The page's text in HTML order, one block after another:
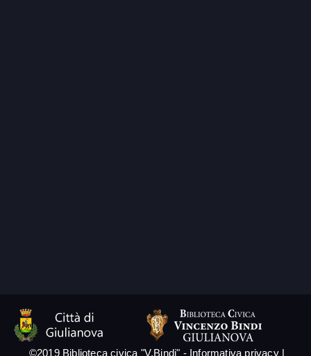
©2019 Biblioteca civica "V.Bindi" - Informativa privacy|